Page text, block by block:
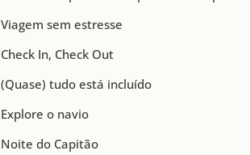
Viagem sem estresse
Check In, Check Out
(Quase) tudo está incluído
Explore o navio
Noite do Capitão